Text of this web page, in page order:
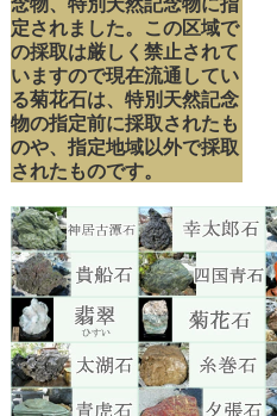
定されました。この区域で
の採取は厳しく禁止されて
いますので現在流通してい
る菊花石は、特別天然記念
物の指定前に採取されたも
のや、指定地域以外で採取
されたものです。